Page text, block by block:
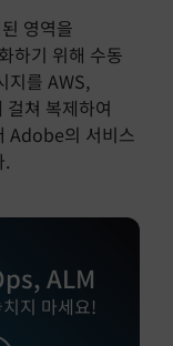
영역을
하기 위해 수동
지를 AWS,
쳐 복제하여
Adobe의 서비스
.
ALM
지 마세요!